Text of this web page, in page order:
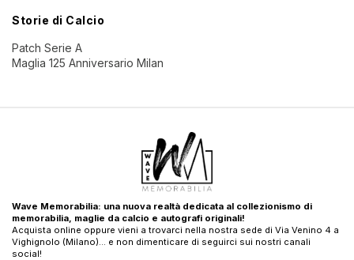
Storie di Calcio
Patch Serie A
Maglia 125 Anniversario Milan
Wave Memorabilia: una nuova realtà dedicata al collezionismo di
memorabilia, maglie da calcio e autografi originali!
Acquista online oppure vieni a trovarci nella nostra sede di Via Venino 4 a
Vighignolo (Milano)… e non dimenticare di seguirci sui nostri canali
social!